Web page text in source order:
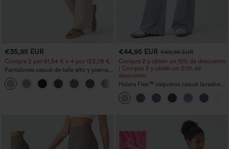
€35,95 EUR
Compra 2 por 61,54 € o 4 por 123,08 €.
Pantalones casual de talle alto y pierna
recta con tacto de lino y bolsillos
+5
€44,95 EUR €49,95 EUR
Compra 2 y obtén un 10% de descuento
| Compra 3 y obtén un 20% de
descuento
Halara Flex™ vaqueros casual lavados
asimétricos de tiro bajo con bolsillos
con cremallera, corte baggy y pierna
ancha